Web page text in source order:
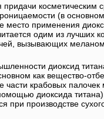
косметическим
(в
место применения
одим из лучших
вызывающих
диоксид
как вещество-
крабовых палочек
диоксида
при производстве